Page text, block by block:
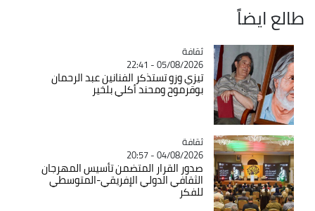
طالع ايضاً
Catégorie
ثقافة
05/08/2026 - 22:41
تيزي وزو تستذكر الفنانين عبد الرحمان
بوقرموح ومحند أكلي بلخير
Catégorie
ثقافة
04/08/2026 - 20:57
صدور القرار المتضمن تأسيس المهرجان
الثقافي الدولي الإفريقي-المتوسطي
للفكر